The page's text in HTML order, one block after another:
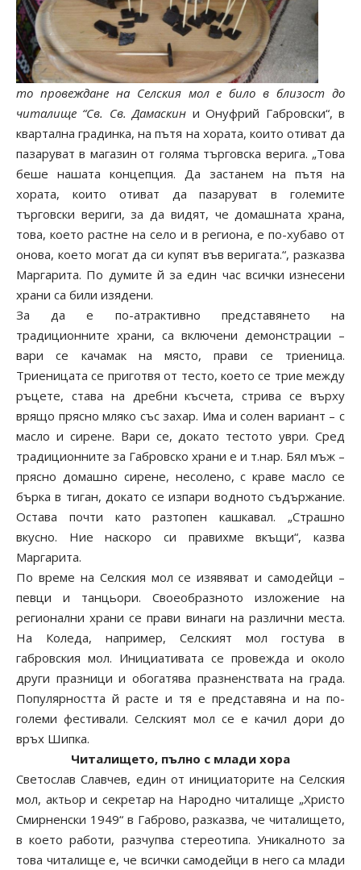
то провеждане на Селския мол е било в близост до
читалище “Св. Св.Дамаскин и Онуфрий Габровски“, в
квартална градинка, на пътя на хората, които отиват да
пазаруват в магазин от голяма търговска верига. „Това
беше нашата концепция. Да застанем на пътя на
хората, които отиват да пазаруват в големите
търговски вериги, за да видят, че домашната храна,
това, което растне на село и в региона, е по-хубаво от
онова, което могат да си купят във веригата.“, разказва
Маргарита. По думите й за един час всички изнесени
храни са били изядени.
За да е по-атрактивно представянето на
традиционните храни, са включени демонстрации –
вари се качамак на място, прави се триеница.
Триеницата се приготвя от тесто, което се трие между
ръцете, става на дребни късчета, стрива се върху
врящо прясно мляко със захар. Има и солен вариант – с
масло и сирене. Вари се, докато тестото уври. Сред
традиционните за Габровско храни е и т.нар. Бял мъж –
прясно домашно сирене, несолено, с краве масло се
бърка в тиган, докато се изпари водното съдържание.
Остава почти като разтопен кашкавал. „Страшно
вкусно. Ние наскоро си правихме вкъщи“, казва
Маргарита.
По време на Селския мол се изявяват и самодейци –
певци и танцьори. Своеобразното изложение на
регионални храни се прави винаги на различни места.
На Коледа, например, Селският мол гостува в
габровския мол. Инициативата се провежда и около
други празници и обогатява празненствата на града.
Популярността й расте и тя е представяна и на по-
големи фестивали. Селският мол се е качил дори до
връх Шипка.
Читалището, пълно с млади хора
Светослав Славчев, един от инициаторите на Селския
мол, актьор и секретар на Народно читалище „Христо
Смирненски 1949“ в Габрово, разказва, че читалището,
в което работи, разчупва стереотипа. Уникалното за
това читалище е, че всички самодейци в него са млади